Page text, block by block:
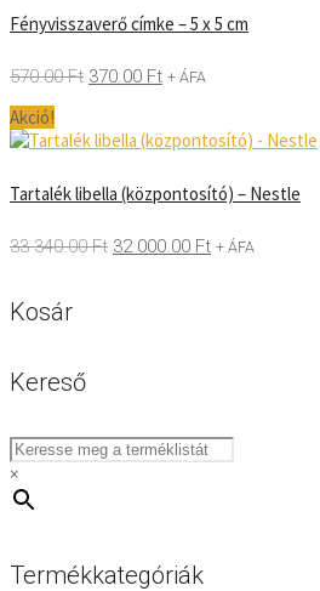
Fényvisszaverő címke – 5 x 5 cm
570.00Ft 370.00 Ft + ÁFA
Akció!
Tartalék libella (központosító) – Nestle
33 340.00Ft 32 000.00 Ft + ÁFA
Kosár
Kereső
×
Termékkategóriák